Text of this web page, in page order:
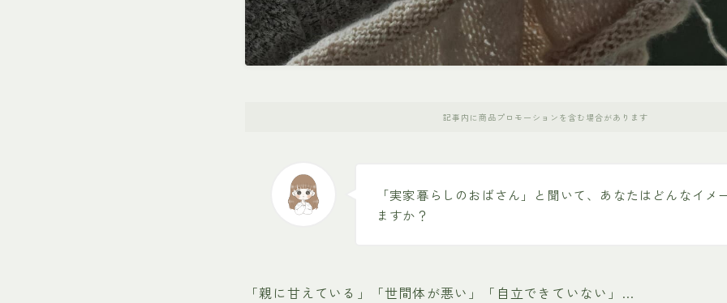
記事内に商品プロモーションを含む場合があります
「実家暮らしのおばさん」と聞いて、あなたはどんなイメ
ますか？
「親に甘えている」「世間体が悪い」「自立できていない」…